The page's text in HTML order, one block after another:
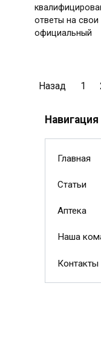
ответы на
официальный
Пагинация
Назад 1
Навигация
Главная
Статьи
Аптека
Наша
Контакты